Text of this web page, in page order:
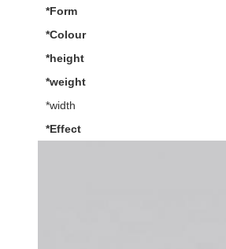
*Form
*Colour
*height
*weight
*width
*Effect